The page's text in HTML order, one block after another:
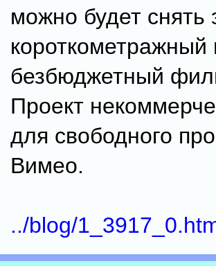
можно будет снять
короткометражный
безбюджетный
Проект
для свободного
Вимео.
../blog/